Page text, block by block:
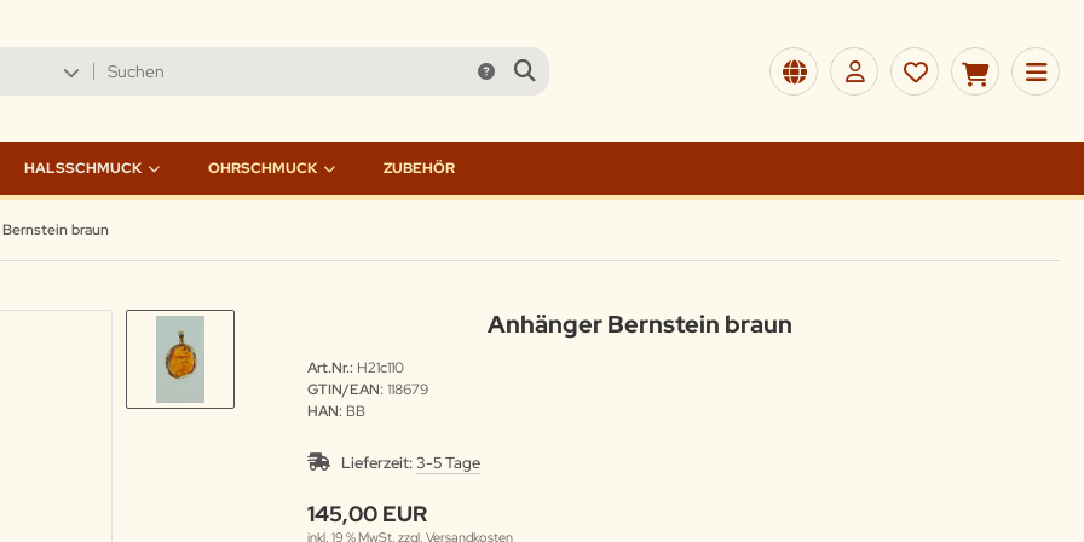
HALSSCHMUCK OHRSCHMUCK ZUBEHÖR
braun
Anhänger Bernstein braun
Art.Nr.: H21c110
GTIN/EAN: 118679
HAN: BB
Lieferzeit:3-5 Tage
145,00 EUR
inkl. 19 % MwSt. zzgl. Versandkosten